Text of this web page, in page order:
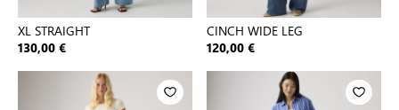
XL STRAIGHT
130,00 €
CINCH WIDE LEG
120,00 €